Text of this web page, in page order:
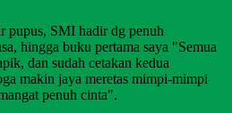
pupus, SMI hadir dg penuh
hingga buku pertama saya "Semua
dan sudah cetakan kedua
makin jaya meretas mimpi-mimpi
penuh cinta".